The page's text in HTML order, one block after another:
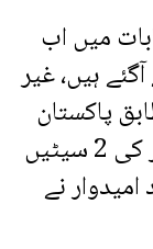
میں اب
ہیں، غیر
پاکستان
پیپلز پارٹی نے اسکردو کی 3 اور نگر کی 2 سیٹیں
نے